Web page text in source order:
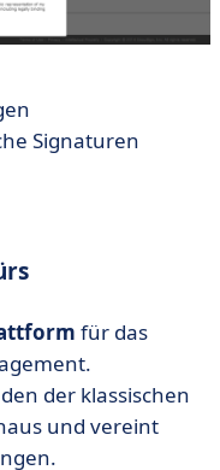
Signaturen
für das
der klassischen
und vereint